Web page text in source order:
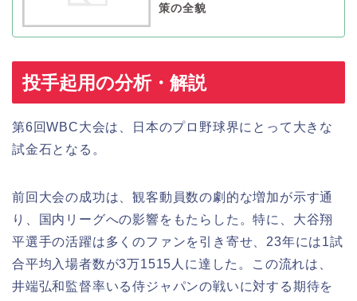
策の全貌
投手起用の分析・解説
第6回WBC大会は、日本のプロ野球界にとって大きな
試金石となる。
前回大会の成功は、観客動員数の劇的な増加が示す通
り、国内リーグへの影響をもたらした。特に、大谷翔
平選手の活躍は多くのファンを引き寄せ、23年には1試
合平均入場者数が3万1515人に達した。この流れは、
井端弘和監督率いる侍ジャパンの戦いに対する期待を